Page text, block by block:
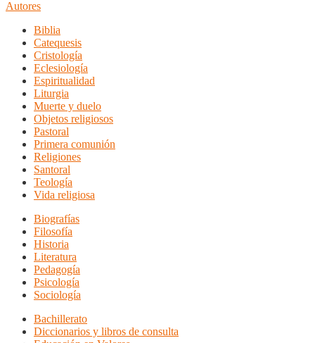
Autores
Biblia
Catequesis
Cristología
Eclesiología
Espiritualidad
Liturgia
Muerte y duelo
Objetos religiosos
Pastoral
Primera comunión
Religiones
Santoral
Teología
Vida religiosa
Biografías
Filosofía
Historia
Literatura
Pedagogía
Psicología
Sociología
Bachillerato
Diccionarios y libros de consulta